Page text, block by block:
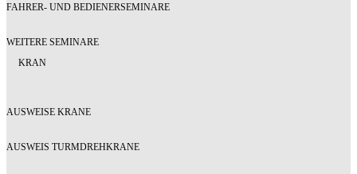
FAHRER- UND BEDIENERSEMINARE
WEITERE SEMINARE
KRAN
AUSWEISE KRANE
AUSWEIS TURMDREHKRANE